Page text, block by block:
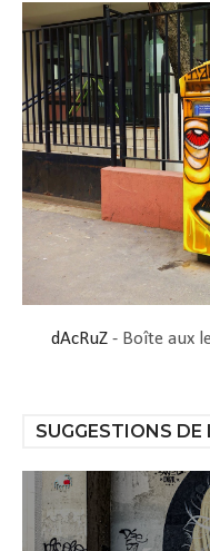
dAcRuZ - Boîte aux
SUGGESTIONS DE